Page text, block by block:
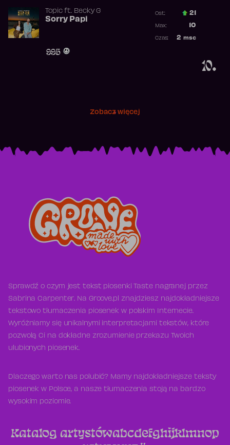
10.
Topicft. Becky G
Sorry Papi
995
Ost.: 21
10
Max:
2 msc
Czas:
Zobacz więcej
Sprawdź o czym jest tekst piosenki Taste nagranej przez
Sabrina Carpenter. Na Groove.pl znajdziesz najdokładniejsze
tekstowo tłumaczenia piosenek w polskim Internecie.
Wyróżniamy się unikalnymi interpretacjami tekstów, które
pozwolą Ci na dokładne zrozumienie przekazu Twoich
ulubionych piosenek.
Dlaczego warto nas polubić? Mamy najdokładniejsze teksty
piosenek w Polsce, a nasze tłumaczenia stoją na bardzo
wysokim poziomie.
Katalog artystówabcdefghijklmnop